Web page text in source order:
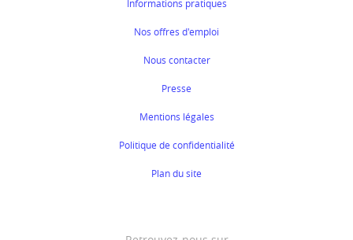
Informations pratiques
Nos offres d'emploi
Nous contacter
Presse
Mentions légales
Politique de confidentialité
Plan du site